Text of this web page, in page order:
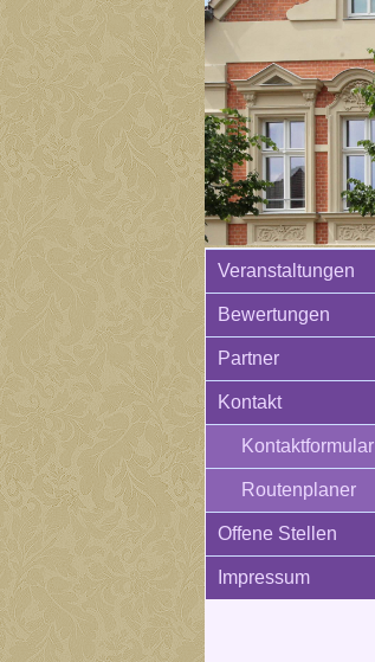
Veranstaltungen
Bewertungen
Partner
Kontakt
Kontaktformular
Routenplaner
Offene Stellen
Impressum